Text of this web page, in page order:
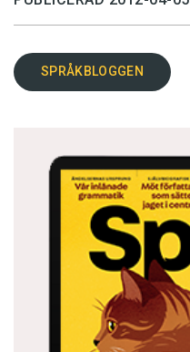
SPRÅKBLOGGEN